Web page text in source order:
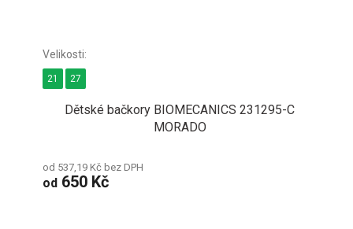
Dětské bačkory BIOMECANICS 231295-C
MORADO
od 537,19 Kč bez DPH
od 650 Kč
21 27